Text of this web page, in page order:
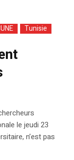
Tunisie
le jeudi 23
n’est pas